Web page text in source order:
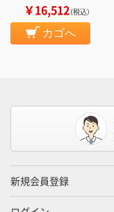
￥16,512（税込）
カゴへ
新規会員登録